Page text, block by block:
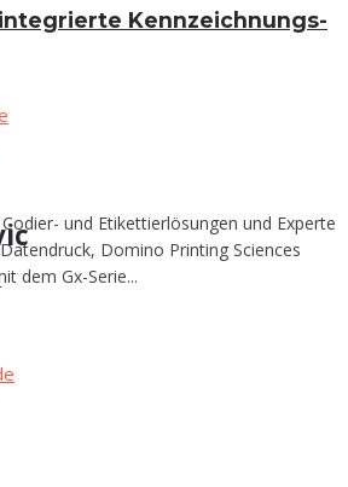
Kennzeichnungs-
und Etikettierlösungen und Experte
Domino Printing Sciences
dem Gx-Serie...